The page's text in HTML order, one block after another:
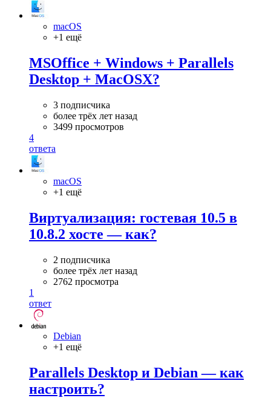
macOS
+1 ещё
MSOffice + Windows + Parallels
Desktop + MacOSX?
3 подписчика
более трёх лет назад
3499 просмотров
4
ответа
macOS
+1 ещё
Виртуализация: гостевая 10.5 в
10.8.2 хосте — как?
2 подписчика
более трёх лет назад
2762 просмотра
1
ответ
Debian
+1 ещё
Parallels Desktop и Debian — как
настроить?